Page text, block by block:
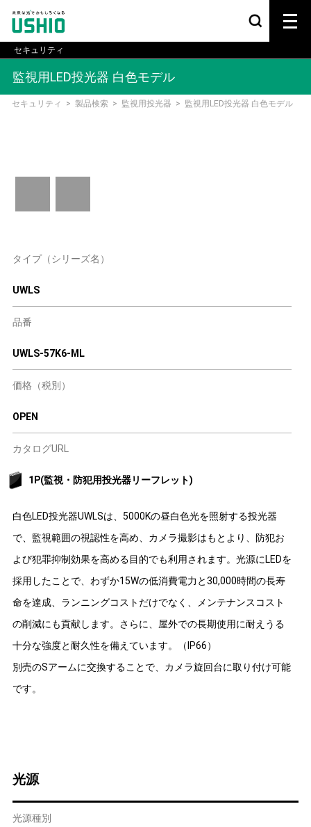
セキュリティ
監視用LED投光器 白色モデル
セキュリティ > 製品検索 > 監視用投光器 > 監視用LED投光器 白色モデル
タイプ（シリーズ名）
UWLS
品番
UWLS-57K6-ML
価格（税別）
OPEN
カタログURL
1P(監視・防犯用投光器リーフレット)
白色LED投光器UWLSは、5000Kの昼白色光を照射する投光器
で、監視範囲の視認性を高め、カメラ撮影はもとより、防犯お
よび犯罪抑制効果を高める目的でも利用されます。光源にLEDを
採用したことで、わずか15Wの低消費電力と30,000時間の長寿
命を達成、ランニングコストだけでなく、メンテナンスコスト
の削減にも貢献します。さらに、屋外での長期使用に耐えうる
十分な強度と耐久性を備えています。（IP66）
別売のSアームに交換することで、カメラ旋回台に取り付け可能
です。
光源
光源種別